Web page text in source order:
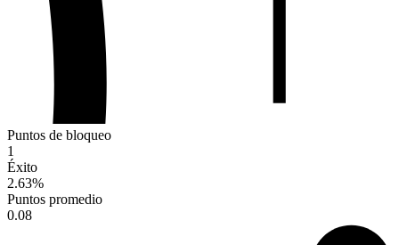
Puntos de bloqueo
1
Éxito
2.63%
Puntos promedio
0.08